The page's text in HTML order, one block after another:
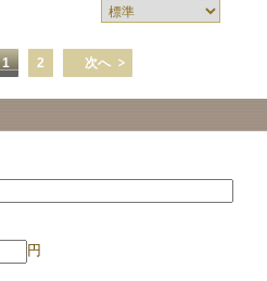
1 2 次へ
円